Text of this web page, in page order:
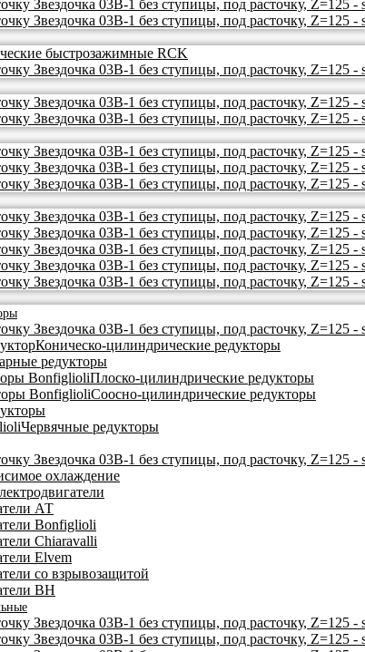
быстрозажимные RCK
Коническо-цилиндрические редукторы
редукторы
Плоско-цилиндрические редукторы
Соосно-цилиндрические редукторы
Червячные редукторы
охлаждение
АТ
Bonfiglioli
Chiaravalli
Elvem
со взрывозащитой
BH